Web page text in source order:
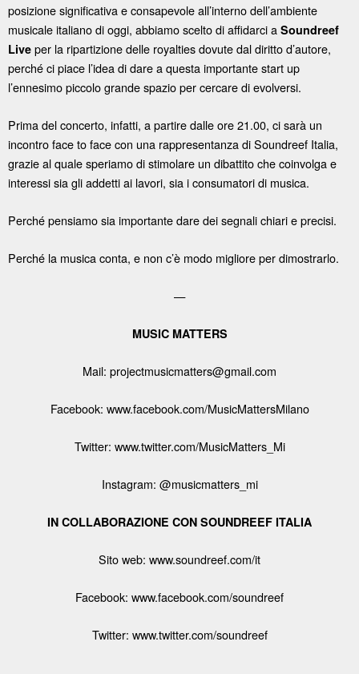
posizione significativa e consapevole all’interno dell’ambiente
musicale italiano di oggi, abbiamo scelto di affidarci a Soundreef
Live per la ripartizione delle royalties dovute dal diritto d’autore,
perché ci piace l’idea di dare a questa importante start up
l’ennesimo piccolo grande spazio per cercare di evolversi.
Prima del concerto, infatti, a partire dalle ore 21.00, ci sarà un
incontro face to face con una rappresentanza di Soundreef Italia,
grazie al quale speriamo di stimolare un dibattito che coinvolga e
interessi sia gli addetti ai lavori, sia i consumatori di musica.
Perché pensiamo sia importante dare dei segnali chiari e precisi.
Perché la musica conta, e non c’è modo migliore per dimostrarlo.
—
MUSIC MATTERS
Mail: projectmusicmatters@gmail.com
Facebook: www.facebook.com/MusicMattersMilano
Twitter: www.twitter.com/MusicMatters_Mi
Instagram: @musicmatters_mi
IN COLLABORAZIONE CON SOUNDREEF ITALIA
Sito web: www.soundreef.com/it
Facebook: www.facebook.com/soundreef
Twitter: www.twitter.com/soundreef